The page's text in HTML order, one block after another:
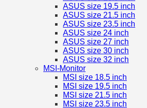
ASUS size 19.5 inch
ASUS size 21.5 inch
ASUS size 23.5 inch
ASUS size 24 inch
ASUS size 27 inch
ASUS size 30 inch
ASUS size 32 inch
MSI-Monitor
MSI size 18.5 inch
MSI size 19.5 inch
MSI size 21.5 inch
MSI size 23.5 inch